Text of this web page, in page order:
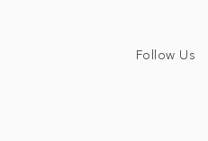
Follow Us